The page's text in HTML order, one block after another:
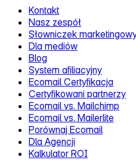
Kontakt
Nasz zespół
Słowniczek
Dla mediów
Blog
System afiliacyjny
Ecomail Certyfikacja
Certyfikowani partnerzy
Ecomail vs. Mailchimp
Ecomail vs. Mailerlite
Porównaj Ecomail
Dla Agencji
Kalkulator ROI